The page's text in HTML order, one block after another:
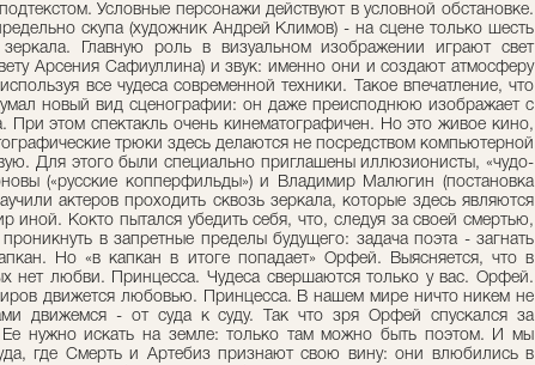
Условные персонажи действуют в условной обстановке.
скупа (художник Андрей Климов) - на сцене только шесть
Главную роль в визуальном изображении играют свет
Арсения Сафиуллина) и звук: именно они и создают атмосферу
все чудеса современной техники. Такое впечатление, что
новый вид сценографии: он даже преисподнюю изображает с
При этом спектакль очень кинематографичен. Но это живое кино,
трюки здесь делаются не посредством компьютерной
Для этого были специально приглашены иллюзионисты, «чудо-
(«русские копперфильды») и Владимир Малюгин (постановка
актеров проходить сквозь зеркала, которые здесь являются
иной. Кокто пытался убедить себя, что, следуя за своей смертью,
в запретные пределы будущего: задача поэта - загнать
Но «в капкан в итоге попадает» Орфей. Выясняется, что в
нет любви. Принцесса. Чудеса свершаются только у вас. Орфей.
движется любовью. Принцесса. В нашем мире ничто никем не
движемся - от суда к суду. Так что зря Орфей спускался за
нужно искать на земле: только там можно быть поэтом. И мы
где Смерть и Артебиз признают свою вину: они влюбились в